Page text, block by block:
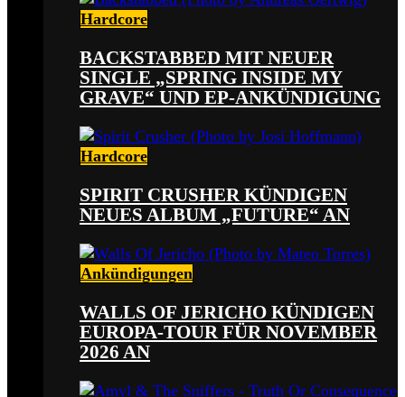
Hardcore
BACKSTABBED MIT NEUER
SINGLE „SPRING INSIDE MY
GRAVE“ UND EP-ANKÜNDIGUNG
Hardcore
SPIRIT CRUSHER KÜNDIGEN
NEUES ALBUM „FUTURE“ AN
Ankündigungen
WALLS OF JERICHO KÜNDIGEN
EUROPA-TOUR FÜR NOVEMBER
2026 AN